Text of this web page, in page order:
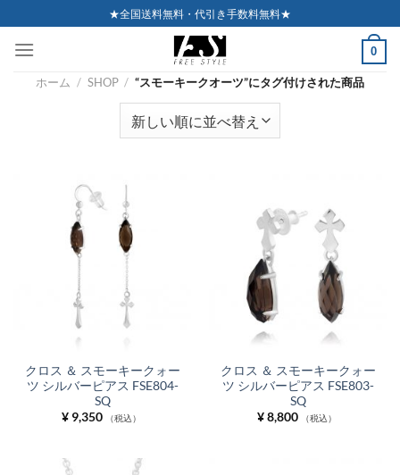
to
content
★全国送料無料・代引き手数料無料★
0
ホーム / SHOP / “スモーキークオーツ”にタグ付けされた商品
クロス ＆ スモーキークォー
ツ シルバーピアス FSE804-
SQ
¥9,350 （税込）
クロス ＆ スモーキークォー
ツ シルバーピアス FSE803-
SQ
¥8,800 （税込）